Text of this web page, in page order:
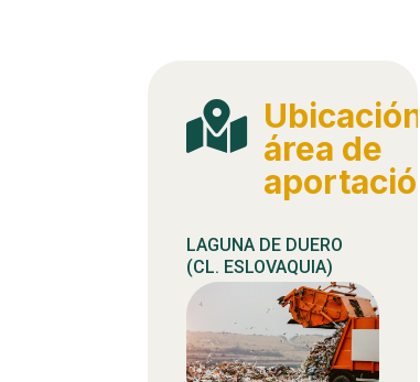
 Ubicación
área de
aportación
LAGUNA DE DUERO
(CL. ESLOVAQUIA)